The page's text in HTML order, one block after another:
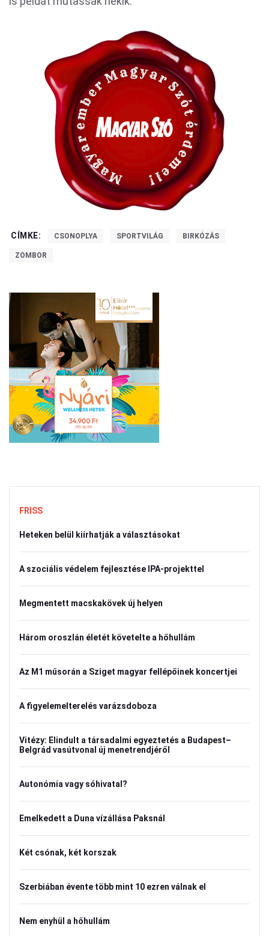
CÍMKE: CSONOPLYA SPORTVILÁG BIRKÓZÁS
ZOMBOR
FRISS
Heteken belül kiírhatják a választásokat
A szociális védelem fejlesztése IPA-projekttel
Megmentett macskakövek új helyen
Három oroszlán életét követelte a hőhullám
Az M1 műsorán a Sziget magyar fellépőinek koncertjei
A figyelemelterelés varázsdoboza
Vitézy: Elindult a társadalmi egyeztetés a Budapest–
Belgrád vasútvonal új menetrendjéről
Autonómia vagy sóhivatal?
Emelkedett a Duna vízállása Paksnál
Két csónak, két korszak
Szerbiában évente több mint 10 ezren válnak el
Nem enyhül a hőhullám